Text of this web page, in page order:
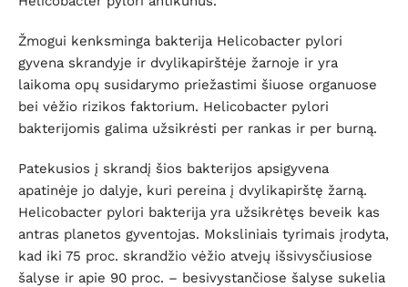
Žmogui kenksminga bakterija Helicobacter pylori
gyvena skrandyje ir dvylikapirštėje žarnoje ir yra
laikoma opų susidarymo priežastimi šiuose organuose
bei vėžio rizikos faktorium. Helicobacter pylori
bakterijomis galima užsikrėsti per rankas ir per burną.
Patekusios į skrandį šios bakterijos apsigyvena
apatinėje jo dalyje, kuri pereina į dvylikapirštę žarną.
Helicobacter pylori bakterija yra užsikrėtęs beveik kas
antras planetos gyventojas. Moksliniais tyrimais įrodyta,
kad iki 75 proc. skrandžio vėžio atvejų išsivysčiusiose
šalyse ir apie 90 proc. – besivystančiose šalyse sukelia